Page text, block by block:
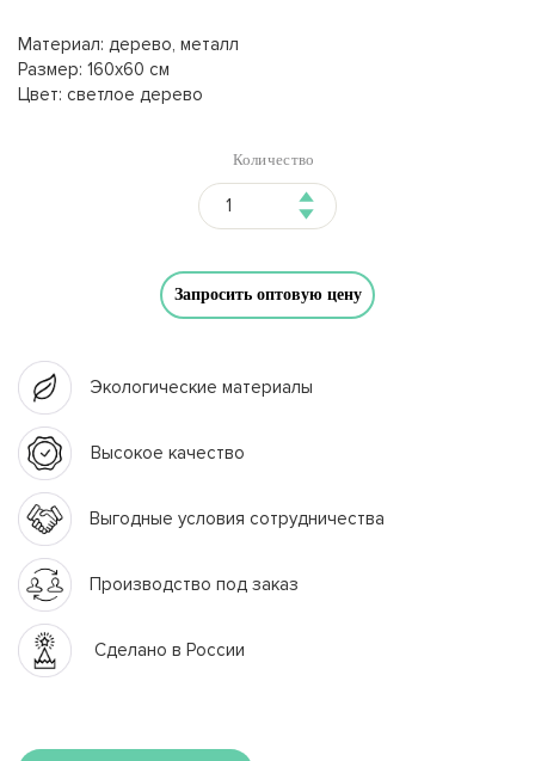
Материал: дерево, металл
Размер: 160х60 см
Цвет: светлое дерево
Количество
Запросить оптовую цену
Экологические материалы
Высокое качество
Выгодные условия сотрудничества
Производство под заказ
Сделано в России